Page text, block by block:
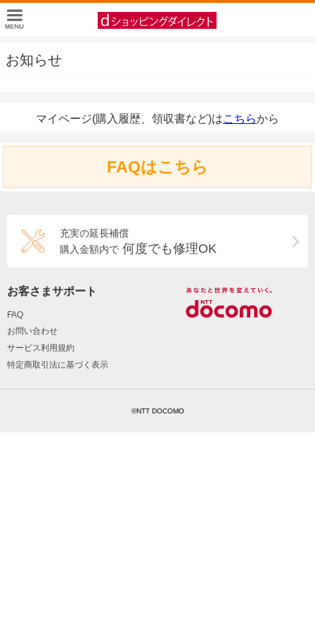
お知らせ
マイページ(購入履歴、領収書など)はこちらから
FAQはこちら
充実の延長補償
購入金額内で 何度でも修理OK
お客さまサポート
FAQ
お問い合わせ
サービス利用規約
特定商取引法に基づく表示
©NTT DOCOMO